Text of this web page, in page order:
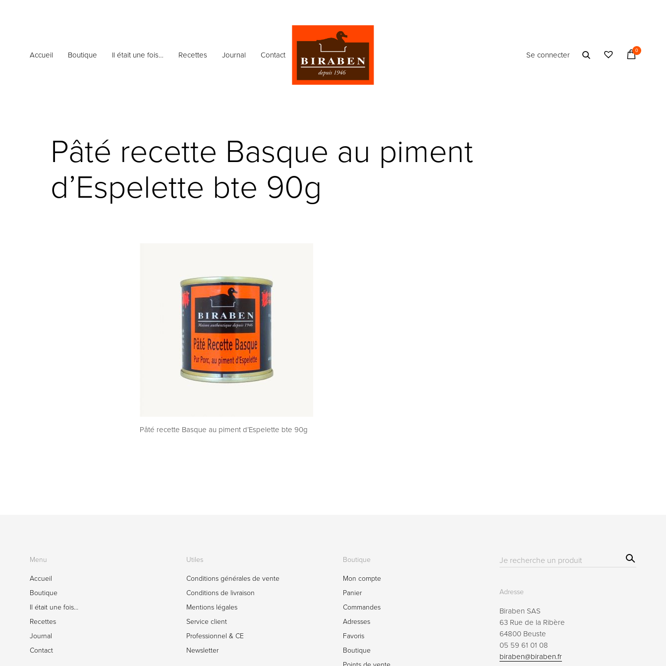
Se connecter
0
Accueil Boutique Il était une fois… Recettes Journal Contact
Pâté recette Basque au piment
d’Espelette bte 90g
Pâté recette Basque au piment d’Espelette bte 90g
Menu
Accueil
Boutique
Il était une fois…
Recettes
Journal
Contact
Utiles
Conditions générales de vente
Conditions de livraison
Mentions légales
Service client
Professionnel & CE
Newsletter
Boutique
Mon compte
Panier
Commandes
Adresses
Favoris
Boutique
Résultat(s)
Sear
ch
Adresse
Biraben SAS
63 Rue de la Ribère
64800 Beuste
05 59 61 01 08
biraben@biraben.fr